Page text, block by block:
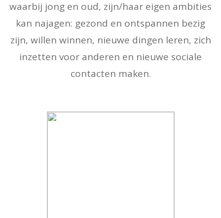
waarbij jong en oud, zijn/haar eigen ambities
kan najagen: gezond en ontspannen bezig
zijn, willen winnen, nieuwe dingen leren, zich
inzetten voor anderen en nieuwe sociale
contacten maken.